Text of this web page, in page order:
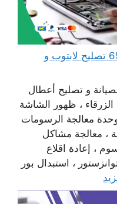
مهندس كمبيوتر الزور 65511033 تصليح لابتوب و
و تصليح أعطال
، ظهور الشاشة
معالجة الرسومات
، معالجة مشاكل
، إعادة اقلاع
، استبدال بور